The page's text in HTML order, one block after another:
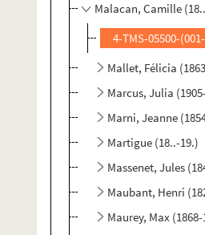
Malacan, Camille
4-TMS-05500-
Mallet, Félicia
Marcus, Julia
Marni, Jeanne
Martigue (18..-19.)
Massenet, Jules
Maubant, Henri
Maurey, Max (1868-